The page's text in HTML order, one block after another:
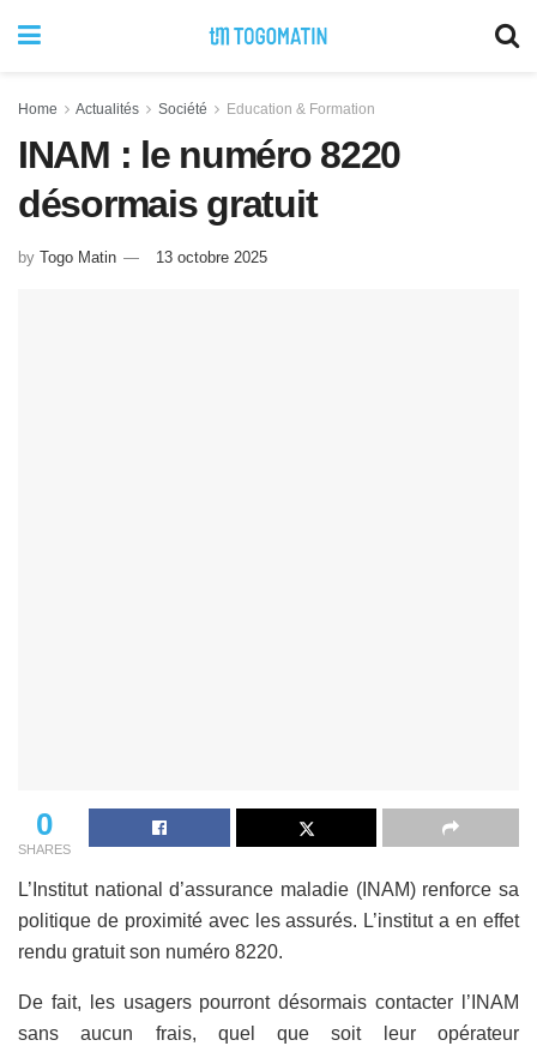
Home Actualités Société Education & Formation
INAM : le numéro 8220
désormais gratuit
by Togo Matin 13 octobre 2025
0
SHARES
L’Institut national d’assurance maladie (INAM) renforce sa
politique de proximité avec les assurés. L’institut a en effet
rendu gratuit son numéro 8220.
De fait, les usagers pourront désormais contacter l’INAM
sans aucun frais, quel que soit leur opérateur